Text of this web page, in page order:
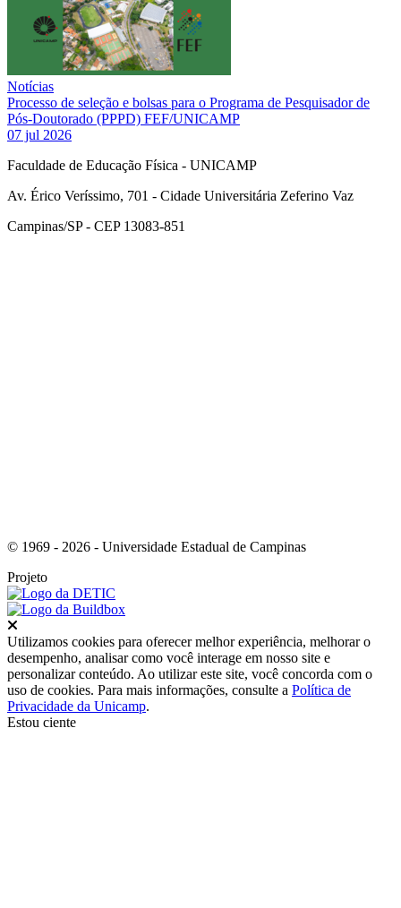
Notícias
Processo de seleção e bolsas para o Programa de Pesquisador de
Pós-Doutorado (PPPD) FEF/UNICAMP
07 jul 2026
Faculdade de Educação Física - UNICAMP
Av. Érico Veríssimo, 701 - Cidade Universitária Zeferino Vaz
Campinas/SP - CEP 13083-851
© 1969 - 2026 - Universidade Estadual de Campinas
Projeto
Utilizamos cookies para oferecer melhor experiência, melhorar o
desempenho, analisar como você interage em nosso site e
personalizar conteúdo. Ao utilizar este site, você concorda com o
uso de cookies. Para mais informações, consulte a Política de
Privacidade da Unicamp.
Estou ciente